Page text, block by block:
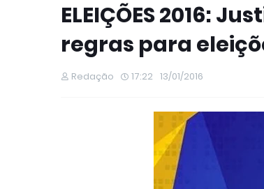
ELEIÇÕES 2016:
regras para
Redação 17:22 13/01/2016